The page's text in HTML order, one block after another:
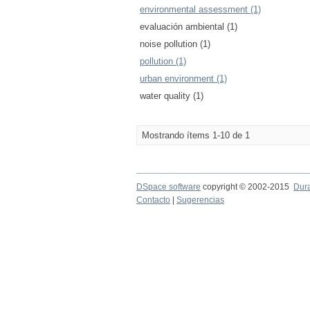
environmental assessment (1)
evaluación ambiental (1)
noise pollution (1)
pollution (1)
urban environment (1)
water quality (1)
Mostrando ítems 1-10 de 1
DSpace software copyright © 2002-2015
Contacto
Sugerencias